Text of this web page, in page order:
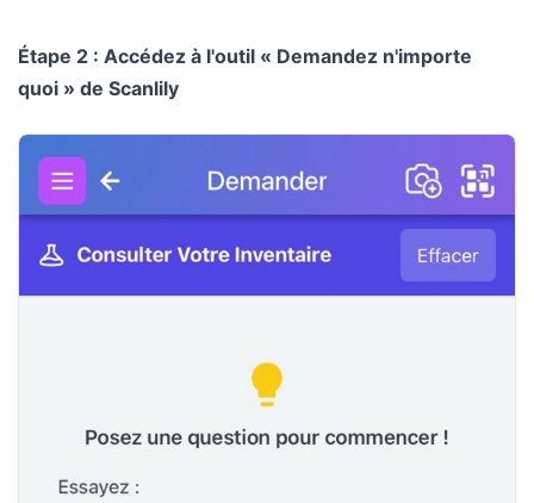
Étape 2 : Accédez à l'outil « Demandez n'importe
quoi » de Scanlily